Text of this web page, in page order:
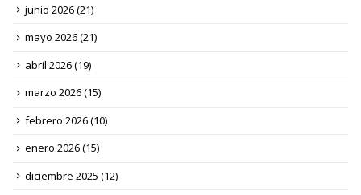
junio 2026(21)
mayo 2026(21)
abril 2026(19)
marzo 2026(15)
febrero 2026(10)
enero 2026(15)
diciembre 2025 (12)